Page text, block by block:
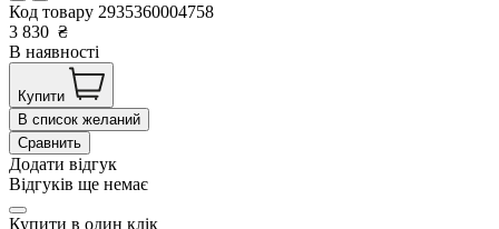
Код товару 2935360004758
3 830 ₴
В наявності
Купити
В список желаний
Сравнить
Додати відгук
Відгуків ще немає
Купити в один клік